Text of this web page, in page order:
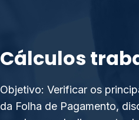
Cálculos
Objetivo: Verificar os
da Folha de Pagamento,